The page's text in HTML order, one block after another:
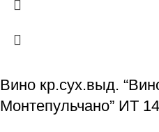
Вино кр.сух.выд.
Монтепульчано” ИТ